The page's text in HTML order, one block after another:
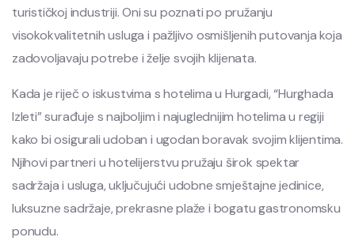
turističkoj industriji. Oni su poznati po pružanju
visokokvalitetnih usluga i pažljivo osmišljenih putovanja koja
zadovoljavaju potrebe i želje svojih klijenata.
Kada je riječ o iskustvima s hotelima u Hurgadi, “Hurghada
Izleti” surađuje s najboljim i najuglednijim hotelima u regiji
kako bi osigurali udoban i ugodan boravak svojim klijentima.
Njihovi partneri u hotelijerstvu pružaju širok spektar
sadržaja i usluga, uključujući udobne smještajne jedinice,
luksuzne sadržaje, prekrasne plaže i bogatu gastronomsku
ponudu.